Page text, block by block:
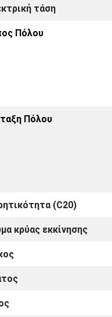
τάση
Πόλου
Πόλου
(C20)
κρύας εκκίνησης